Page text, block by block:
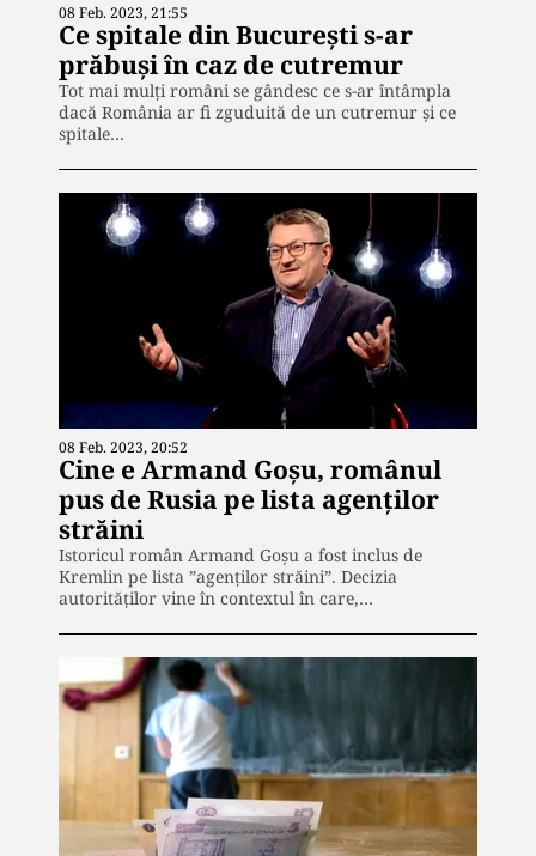
08 Feb. 2023, 21:55
Ce spitale din București s-ar
prăbuși în caz de cutremur
Tot mai mulți români se gândesc ce s-ar întâmpla
dacă România ar fi zguduită de un cutremur și ce
spitale…
08 Feb. 2023, 20:52
Cine e Armand Goșu, românul
pus de Rusia pe lista agenților
străini
Istoricul român Armand Goșu a fost inclus de
Kremlin pe lista ”agenților străini”. Decizia
autorităților vine în contextul în care,…